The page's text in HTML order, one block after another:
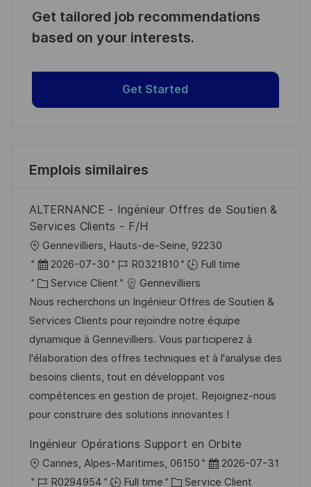
Get tailored job recommendations
based on your interests.
Get Started
Emplois similaires
ALTERNANCE - Ingénieur Offres de Soutien &
Services Clients - F/H
o
c
a
l
i
s
a
t
i
n
Gennevilliers, Hauts-de-Seine, 92230
D
a
t
e
d
’
a
f
f
c
h
2026-07-30
R
é
f
é
r
e
n
c
e
u
p
R0321810
Full time
C
a
t
é
g
o
r
i
Service Client
Gennevilliers
Nous recherchons un Ingénieur Offres de Soutien &
Services Clients pour rejoindre notre équipe
dynamique à Gennevilliers. Vous participerez à
l'élaboration des offres techniques et à l'analyse des
besoins clients, tout en développant vos
compétences en gestion de projet. Rejoignez-nous
pour construire des solutions innovantes !
Ingénieur Opérations Support en Orbite
o
Cannes, Alpes-Maritimes, 06150
D
a
2026-07-31
R
R0294954 Full time
C Service Client